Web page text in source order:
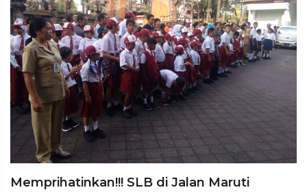
Memprihatinkan!!! SLB di Jalan Maruti